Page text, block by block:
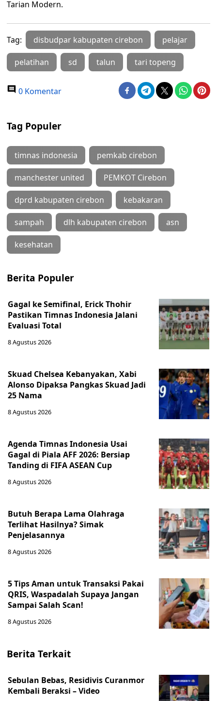
Tarian Modern.
Tag: disbudpar kabupaten cirebon pelajar
pelatihan sd talun tari topeng
0 Komentar
Tag Populer
timnas indonesia pemkab cirebon
manchester united PEMKOT Cirebon
dprd kabupaten cirebon kebakaran
sampah dlh kabupaten cirebon asn
kesehatan
Berita Populer
Gagal ke Semifinal, Erick Thohir
Pastikan Timnas Indonesia Jalani
Evaluasi Total
8 Agustus 2026
Skuad Chelsea Kebanyakan, Xabi
Alonso Dipaksa Pangkas Skuad Jadi
25 Nama
8 Agustus 2026
Agenda Timnas Indonesia Usai
Gagal di Piala AFF 2026: Bersiap
Tanding di FIFA ASEAN Cup
8 Agustus 2026
Butuh Berapa Lama Olahraga
Terlihat Hasilnya? Simak
Penjelasannya
8 Agustus 2026
5 Tips Aman untuk Transaksi Pakai
QRIS, Waspadalah Supaya Jangan
Sampai Salah Scan!
8 Agustus 2026
Berita Terkait
Sebulan Bebas, Residivis Curanmor
Kembali Beraksi – Video